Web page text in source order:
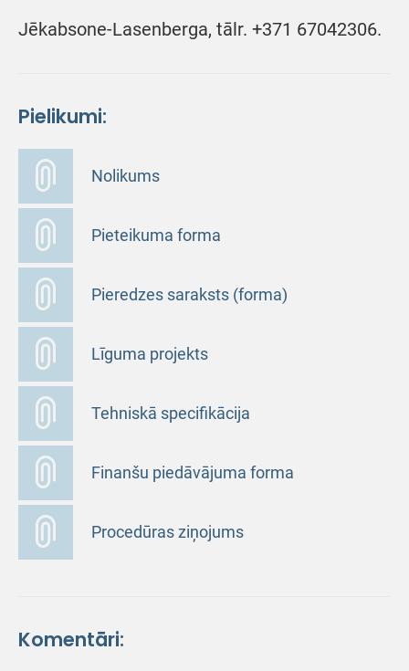
Jēkabsone-Lasenberga, tālr. +371 67042306.
Pielikumi:
Nolikums
Pieteikuma forma
Pieredzes saraksts (forma)
Līguma projekts
Tehniskā specifikācija
Finanšu piedāvājuma forma
Procedūras ziņojums
Komentāri: